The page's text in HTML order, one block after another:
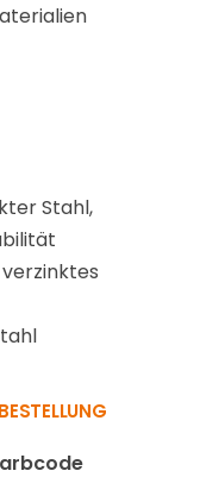
Stahl,